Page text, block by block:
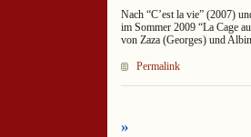
Nach “C’est la vie” (2007)
im Sommer 2009 “La Cage
von Zaza (Georges) und
Permalink
»